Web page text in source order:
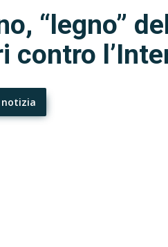
“legno”
contro
notizia